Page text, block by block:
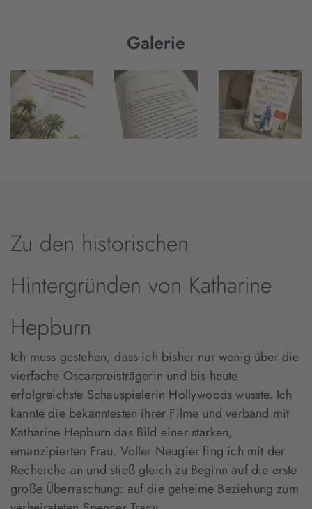
Galerie
Zu den historischen
Hintergründen von Katharine
Hepburn
Ich muss gestehen, dass ich bisher nur wenig über die
vierfache Oscarpreisträgerin und bis heute
erfolgreichste Schauspielerin Hollywoods wusste. Ich
kannte die bekanntesten ihrer Filme und verband mit
Katharine Hepburn das Bild einer starken,
emanzipierten Frau. Voller Neugier fing ich mit der
Recherche an und stieß gleich zu Beginn auf die erste
große Überraschung: auf die geheime Beziehung zum